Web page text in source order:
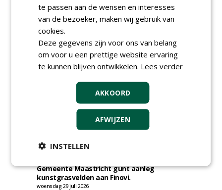
TENDERS
Gemeente Bergen gunt herinrichting
sportpark Hogedijk - VV Egmond te
Egmond-Binnen aan Compeer Infra.
sportpark Schildman aan CSC Sport.
Gemeente Maastricht gunt aanleg
kunstgrasvelden aan Finovi.
woensdag 29 juli 2026
te passen aan de wensen en interesses
van de bezoeker, maken wij gebruik van
cookies.
Deze gegevens zijn voor ons van belang
om voor u een prettige website ervaring
te kunnen blijven ontwikkelen. Lees verder
AKKOORD
AFWIJZEN
INSTELLEN